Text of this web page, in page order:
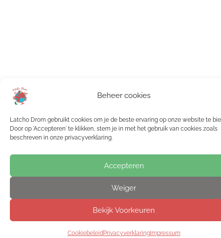
Beheer cookies
Latcho Drom gebruikt cookies om je de beste ervaring op onze website te
Door op 'Accepteren' te klikken, stem je in met het gebruik van cookies zoals
beschreven in onze privacyverklaring.
Accepteren
Weiger
Bekijk Voorkeuren
CookiebeleidPrivacyverklaringImpressum